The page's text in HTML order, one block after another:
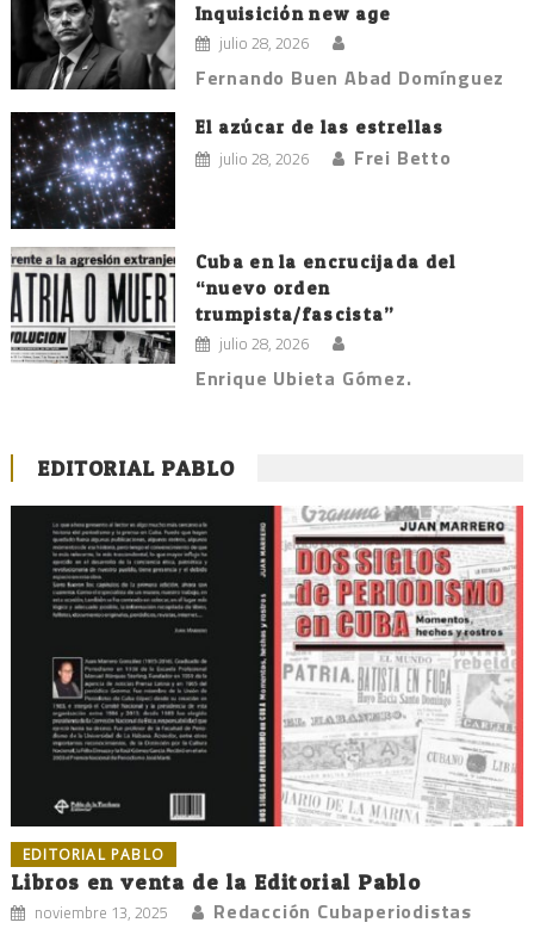
Inquisición new age
julio 28, 2026
Fernando Buen Abad Domínguez
El azúcar de las estrellas
julio 28, 2026 Frei Betto
Cuba en la encrucijada del
“nuevo orden
trumpista/fascista”
julio 28, 2026
Enrique Ubieta Gómez.
EDITORIAL PABLO
EDITORIAL PABLO
Libros en venta de la Editorial Pablo
noviembre 13, 2025 Redacción Cubaperiodistas